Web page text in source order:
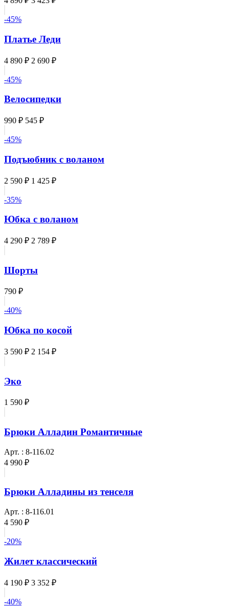
-45%
Платье Леди
4 890 ₽ 2 690 ₽
-45%
Велосипедки
990 ₽ 545 ₽
-45%
Подъюбник с воланом
2 590 ₽ 1 425 ₽
-35%
Юбка с воланом
4 290 ₽ 2 789 ₽
Шорты
790 ₽
-40%
Юбка по косой
3 590 ₽ 2 154 ₽
Эко
1 590 ₽
Брюки Алладин Романтичные
Арт. : 8-116.02
4 990 ₽
Брюки Алладины из тенселя
Арт. : 8-116.01
4 590 ₽
-20%
Жилет классический
4 190 ₽ 3 352 ₽
-40%